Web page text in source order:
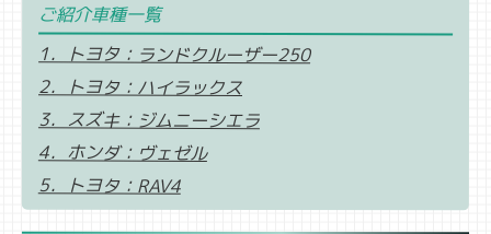
ご紹介車種一覧
1．トヨタ：ランドクルーザー250
2．トヨタ：ハイラックス
3．スズキ：ジムニーシエラ
4．ホンダ：ヴェゼル
5．トヨタ：RAV4